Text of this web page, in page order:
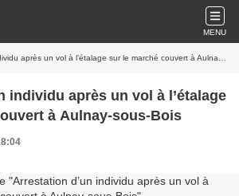
MENU
après un vol à l’étalage sur le marché couvert à Aulnay-sous-Bois
individu après un vol à l’étalage
à Aulnay-sous-Bois